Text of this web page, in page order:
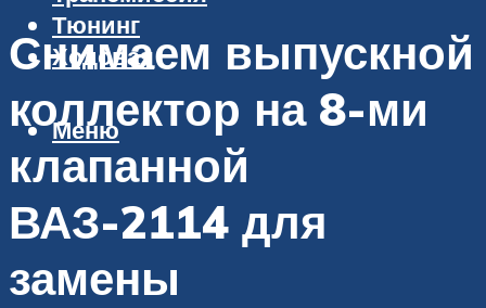
Тюнинг
Ходовая
Меню
Снимаем выпускной
коллектор на 8-ми
клапанной
ВАЗ-2114 для
замены